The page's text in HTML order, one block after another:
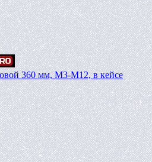
360 мм, М3-М12, в кейсе